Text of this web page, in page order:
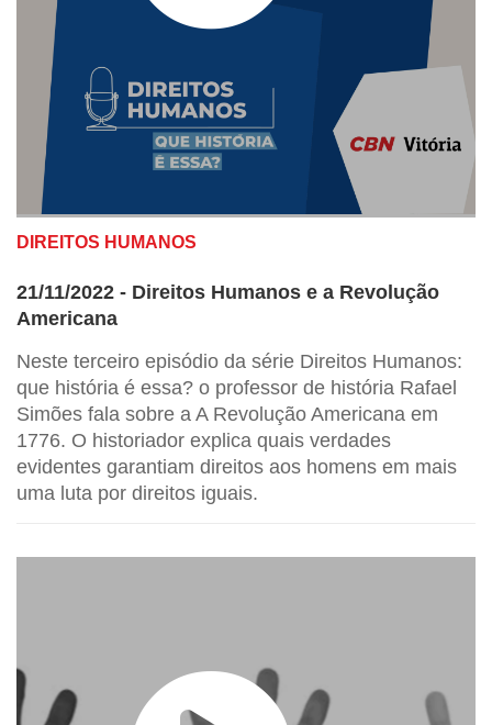
DIREITOS HUMANOS
21/11/2022 - Direitos Humanos e a Revolução
Americana
Neste terceiro episódio da série Direitos Humanos:
que história é essa? o professor de história Rafael
Simões fala sobre a A Revolução Americana em
1776. O historiador explica quais verdades
evidentes garantiam direitos aos homens em mais
uma luta por direitos iguais.